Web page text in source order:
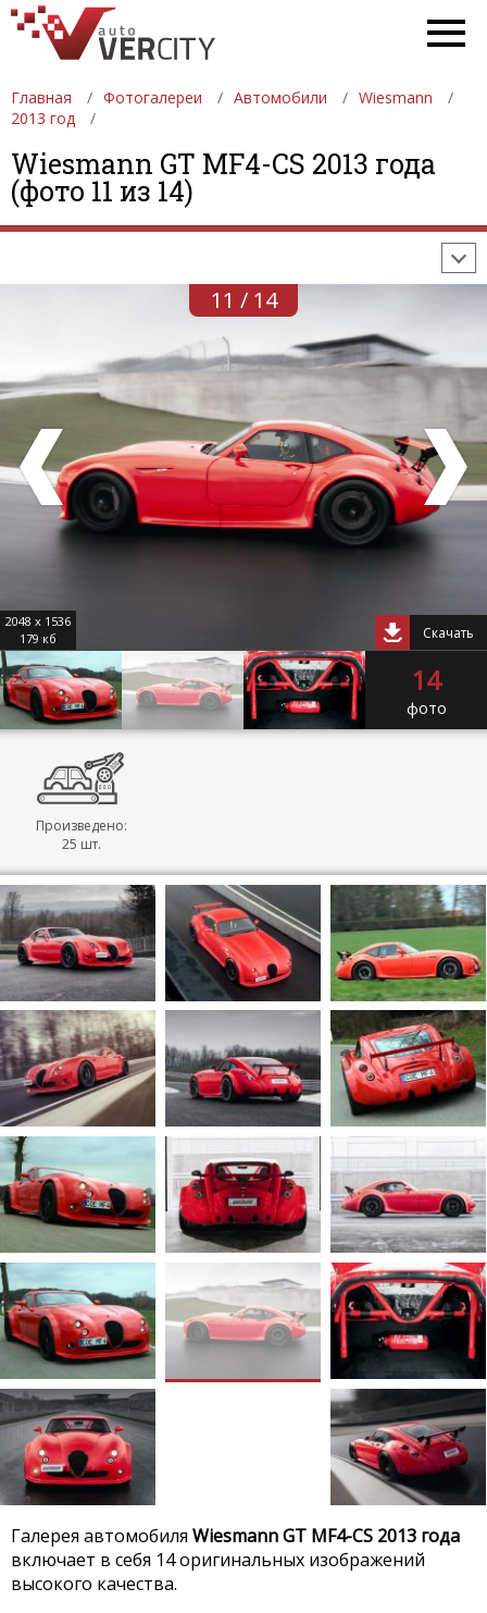
Главная Фотогалереи Автомобили
Wiesmann
2013 год
Wiesmann GT MF4-CS 2013 года
(фото 11 из 14)
ФОТОГАЛЕРЕИ АВТОМОБИЛИ
ДЕВУШКИ
АВТОСАЛОНЫ
ФОРМУЛА-1
11 / 14
2048 x 1536
179 кб
Скачать
14
фото
Произведено:
25 шт.
Галерея автомобиля Wiesmann GT MF4-CS 2013 года
включает в себя 14 оригинальных изображений
высокого качества.